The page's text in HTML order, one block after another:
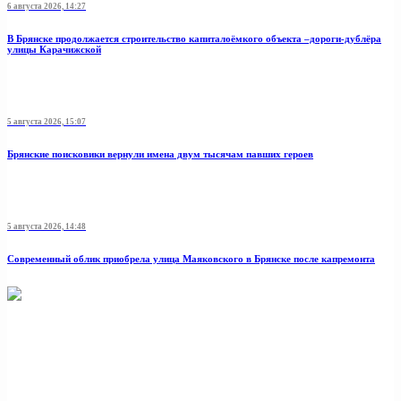
6 августа 2026, 14:27
В Брянске продолжается строительство капиталоёмкого объекта –дороги-дублёра
улицы Карачижской
5 августа 2026, 15:07
Брянские поисковики вернули имена двум тысячам павших героев
5 августа 2026, 14:48
Современный облик приобрела улица Маяковского в Брянске после капремонта